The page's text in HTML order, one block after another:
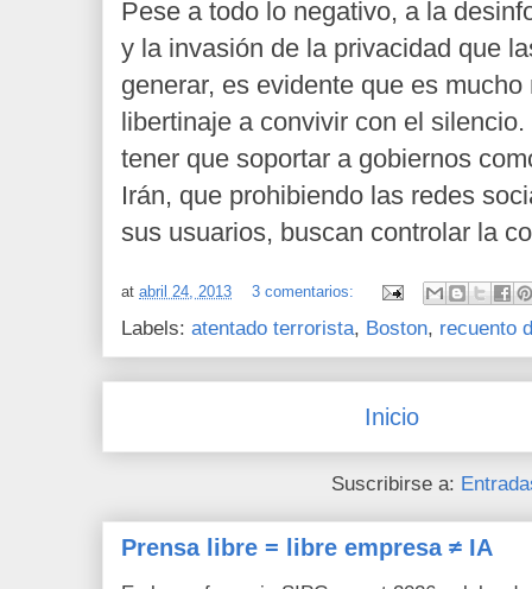
Pese a todo lo negativo, a la
y la invasión de la privacidad que
generar, es evidente que es
libertinaje a convivir con el
tener que soportar a gobiernos
Irán, que prohibiendo las redes
sus usuarios, buscan controlar la
at abril 24, 2013 3 comentarios:
Labels: atentado terrorista, Boston, recuento
Inicio
Suscribirse a:
Prensa libre = libre empresa ≠ IA